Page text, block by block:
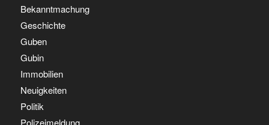
Bekanntmachung
Geschichte
Guben
Gubin
Immobilien
Neuigkeiten
Politik